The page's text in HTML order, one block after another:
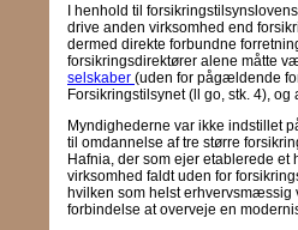
I henhold til
drive anden virksomhed end
dermed direkte forbundne
forsikringsdirektører alene måtte
selskaber (uden for pågældende
Forsikringstilsynet (ll go, stk. 4),
Myndighederne var ikke indstillet
til omdannelse af tre større
Hafnia, der som ejer etablerede
virksomhed faldt uden for
hvilken som helst erhvervsmæssig
forbindelse at overveje en